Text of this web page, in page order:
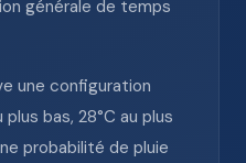
générale de temps
une configuration
bas, 28°C au plus
probabilité de pluie